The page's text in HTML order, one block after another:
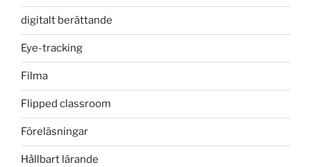
digitalt berättande
Eye-tracking
Filma
Flipped classroom
Föreläsningar
Hållbart lärande